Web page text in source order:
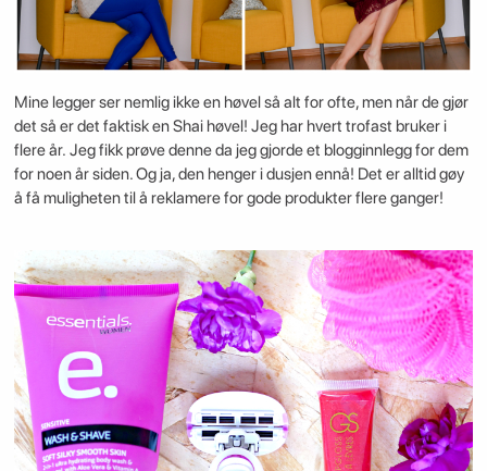
Mine legger ser nemlig ikke en høvel så alt for ofte, men når de gjør
det så er det faktisk en Shai høvel! Jeg har hvert trofast bruker i
flere år. Jeg fikk prøve denne da jeg gjorde et blogginnlegg for dem
for noen år siden. Og ja, den henger i dusjen ennå! Det er alltid gøy
å få muligheten til å reklamere for gode produkter flere ganger!